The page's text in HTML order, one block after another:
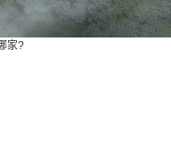
家?